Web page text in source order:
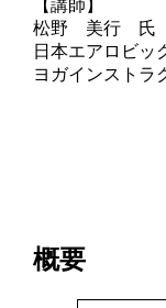
【講師】
松野 美行
日本エアロビ
ヨガインストラ
概要